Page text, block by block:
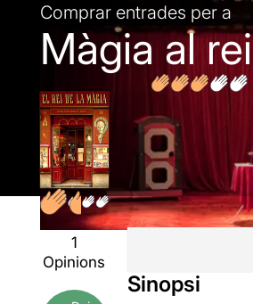
Comprar entrades per a
Màgia al rei
1
Opinions
Sinopsi